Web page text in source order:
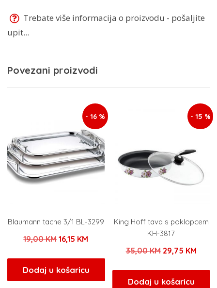
Trebate više informacija o proizvodu - pošaljite
upit...
Povezani proizvodi
- 16 %
Blaumann tacne 3/1 BL-3299
19,00KMIzvorna
bila
je:
16,15 KM
je:
16,15 KM.
Dodaj u košaricu
- 15 %
King Hoff tava s poklopcem
KH-3817
35,00KM Izvorna
bila
29,75 KM
Dodaj u košaricu